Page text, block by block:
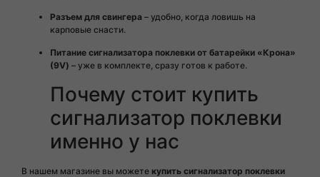
Разъем для свингера – удобно, когда ловишь на
карповые снасти.
Питание сигнализатора поклевки от батарейки «Крона»
(9V) – уже в комплекте, сразу готов к работе.
Почему стоит купить
сигнализатор поклевки
именно у нас
В нашем магазине вы можете купить сигнализатор поклевки